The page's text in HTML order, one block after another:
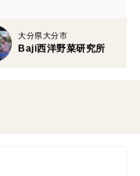
大分県大分市
Baji西洋野菜研究所